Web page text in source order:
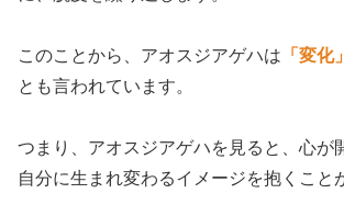
このことから、アオスジアゲハは 「変化」
とも言われています。
つまり、アオスジアゲハを見ると、心が
自分に生まれ変わるイメージを抱くこと